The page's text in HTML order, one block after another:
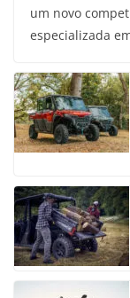
um novo
especializada